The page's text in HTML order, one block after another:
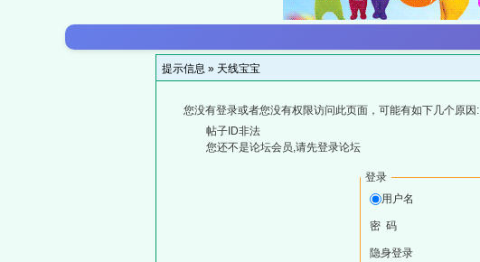
提示信息 » 天线宝宝
您没有登录或者您没有权限访问此页面，可能有如下几个原因:
帖子ID非法
您还不是论坛会员,请先登录论坛
登录
用户名
密 码
隐身登录